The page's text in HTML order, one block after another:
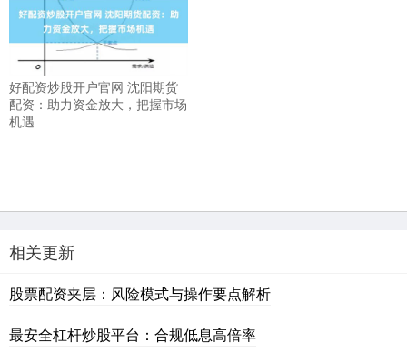
好配资炒股开户官网 沈阳期货
配资：助力资金放大，把握市场
机遇
相关更新
股票配资夹层：风险模式与操作要点解析
最安全杠杆炒股平台：合规低息高倍率